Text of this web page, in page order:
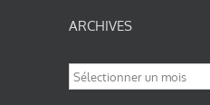
ARCHIVES
Archives